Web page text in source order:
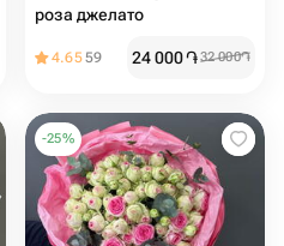
роза джелато
4.6559 24 000֏32 000֏
-25%